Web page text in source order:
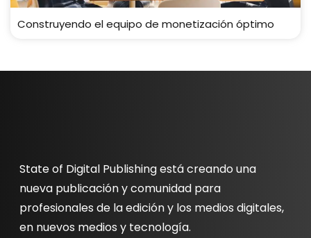
Construyendo el equipo de monetización óptimo
State of Digital Publishing está creando una
nueva publicación y comunidad para
profesionales de la edición y los medios digitales,
en nuevos medios y tecnología.